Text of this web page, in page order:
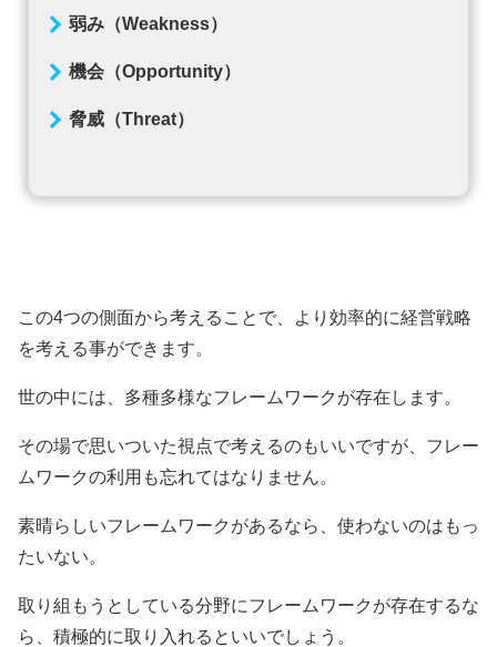
弱み（Weakness）
機会（Opportunity）
脅威（Threat）
この4つの側面から考えることで、より効率的に経営戦略
を考える事ができます。
世の中には、多種多様なフレームワークが存在します。
その場で思いついた視点で考えるのもいいですが、フレー
ムワークの利用も忘れてはなりません。
素晴らしいフレームワークがあるなら、使わないのはもっ
たいない。
取り組もうとしている分野にフレームワークが存在するな
ら、積極的に取り入れるといいでしょう。